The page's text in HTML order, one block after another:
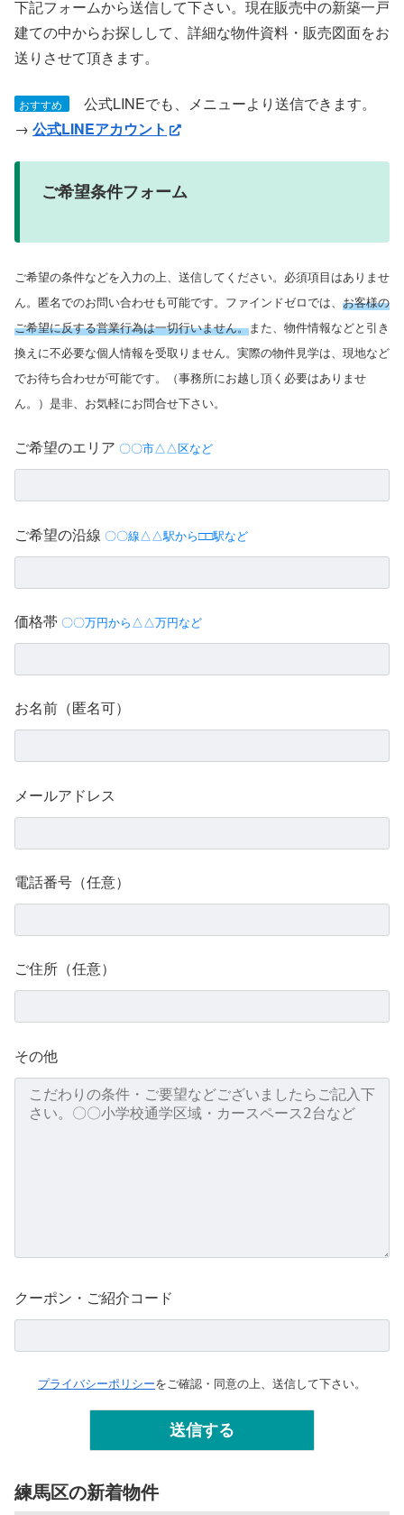
下記フォームから送信して下さい。現在販売中の新築一戸
建ての中からお探しして、詳細な物件資料・販売図面をお
送りさせて頂きます。
おすすめ
公式LINEでも、メニューより送信できます。
→ 公式LINEアカウント
ご希望条件フォーム
ご希望の条件などを入力の上、送信してください。必須項目はありませ
ん。匿名でのお問い合わせも可能です。ファインドゼロでは、 お客様の
ご希望に反する営業行為は一切行いません。また、物件情報などと引き
換えに不必要な個人情報を受取りません。実際の物件見学は、現地など
でお待ち合わせが可能です。（事務所にお越し頂く必要はありませ
ん。）是非、お気軽にお問合せ下さい。
ご希望のエリア 〇〇市△△区など
ご希望の沿線 〇〇線△△駅から□□駅など
価格帯 〇〇万円から△△万円など
お名前（匿名可）
メールアドレス
電話番号（任意）
ご住所（任意）
その他
クーポン・ご紹介コード
プライバシーポリシーをご確認・同意の上、送信して下さい。
練馬区の新着物件